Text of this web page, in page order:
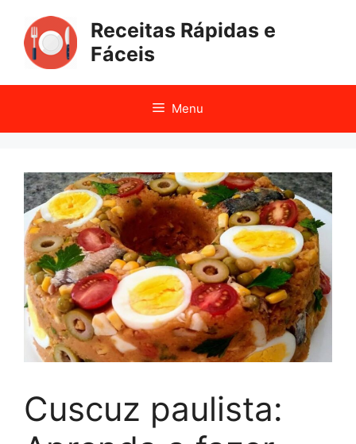
para
conteúdo
Receitas Rápidas e
Fáceis
Menu
Cuscuz paulista: